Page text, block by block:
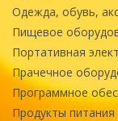
Одежда, обувь,
Пищевое
Портативная
Прачечное
Программное
Продукты питания